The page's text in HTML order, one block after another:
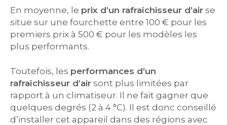
En moyenne, le prix d’un rafraîchisseur d’air se
situe sur une fourchette entre 100 € pour les
premiers prix à 500 € pour les modèles les
plus performants.
Toutefois, les performances d’un
rafraîchisseur d’air sont plus limitées par
rapport à un climatiseur. Il ne fait gagner que
quelques degrés (2 à 4 °C). Il est donc conseillé
d’installer cet appareil dans des régions avec